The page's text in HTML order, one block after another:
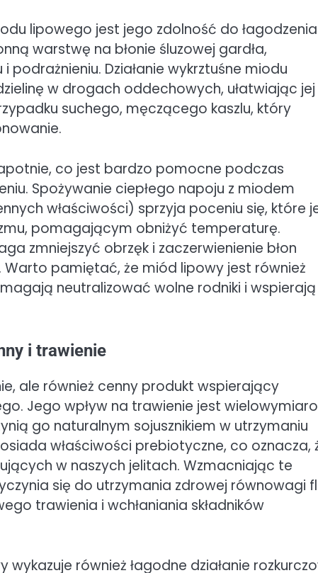
lipowego jest jego zdolność do łagodzenia
warstwę na błonie śluzowej gardła,
Działanie wykrztuśne miodu
w drogach oddechowych, ułatwiając jej
suchego, męczącego kaszlu, który
co jest bardzo pomocne podczas
Spożywanie ciepłego napoju z miodem
właściwości) sprzyja poceniu się, które
pomagającym obniżyć temperaturę.
zmniejszyć obrzęk i zaczerwienienie błon
pamiętać, że miód lipowy jest również
neutralizować wolne rodniki i wspierają
i trawienie
ale również cenny produkt wspierający
Jego wpływ na trawienie jest
go naturalnym sojusznikiem w utrzymaniu
właściwości prebiotyczne, co oznacza,
w naszych jelitach. Wzmacniając te
się do utrzymania zdrowej równowagi
trawienia i wchłaniania składników
również łagodne działanie